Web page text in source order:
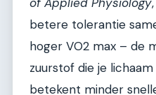
betere tolerantie
hoger VO2 max – de
zuurstof die je
betekent minder